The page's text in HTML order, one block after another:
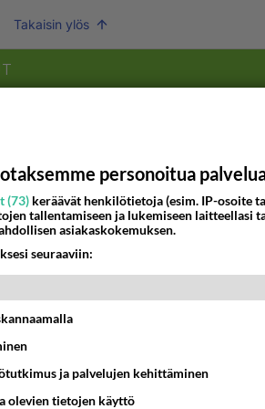
Takaisin ylös
Perussuomalaisten
personoitua
(73) keräävät henkilötietoja (esim. IP-osoite
tallentamiseen ja lukemiseen laitteellasi
asiakaskokemuksen.
seuraaviin:
ja palvelujen kehittäminen
olevien tietojen käyttö